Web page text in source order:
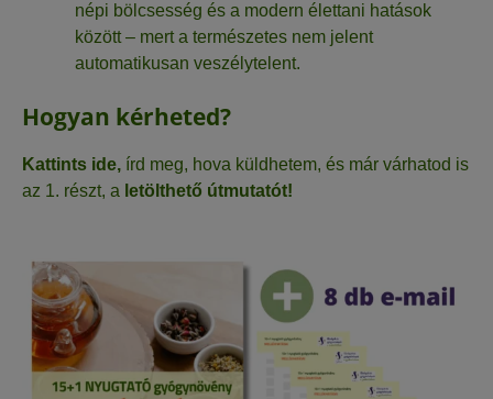
népi bölcsesség és a modern élettani hatások
között– mert a természetes nem jelent
automatikusan veszélytelent.
Hogyan kérheted?
Kattints ide, írd meg, hova küldhetem, és már várhatod is
az 1. részt, a letölthető útmutatót!